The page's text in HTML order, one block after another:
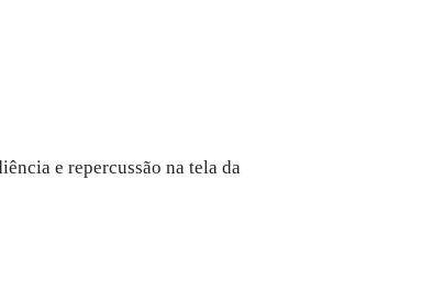
e repercussão na tela da